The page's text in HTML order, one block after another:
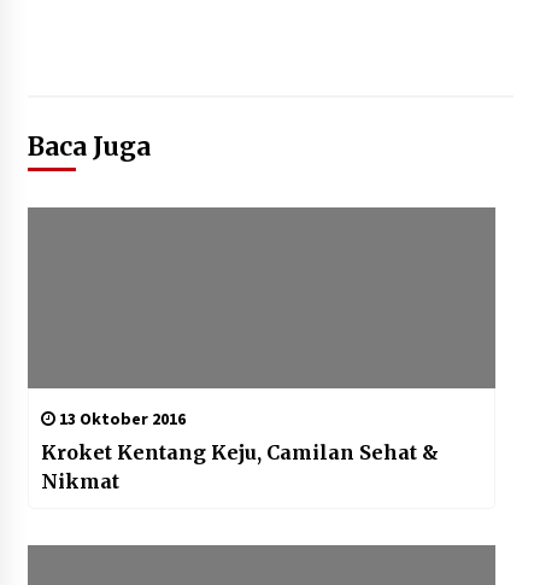
Baca Juga
13 Oktober 2016
Kroket Kentang Keju, Camilan Sehat &
Nikmat